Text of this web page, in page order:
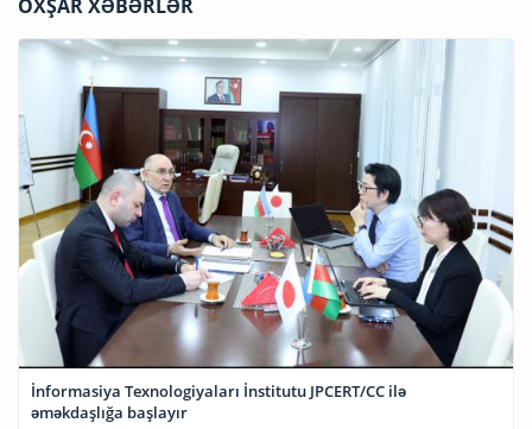
OXŞAR XƏBƏRLƏR
İnformasiya Texnologiyaları İnstitutu JPCERT/CC ilə
əməkdaşlığa başlayır